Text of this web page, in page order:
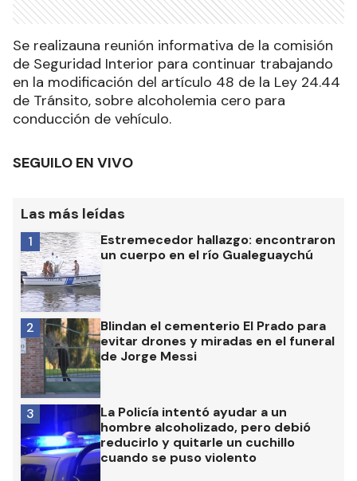
Se realizauna reunión informativa de la comisión
de Seguridad Interior para continuar trabajando
en la modificación del artículo 48 de la Ley 24.44
de Tránsito, sobre alcoholemia cero para
conducción de vehículo.
SEGUILO EN VIVO
Las más leídas
Estremecedor hallazgo: encontraron
un cuerpo en el río Gualeguaychú
1
Blindan el cementerio El Prado para
evitar drones y miradas en el funeral
de Jorge Messi
2
La Policía intentó ayudar a un
hombre alcoholizado, pero debió
reducirlo y quitarle un cuchillo
cuando se puso violento
3